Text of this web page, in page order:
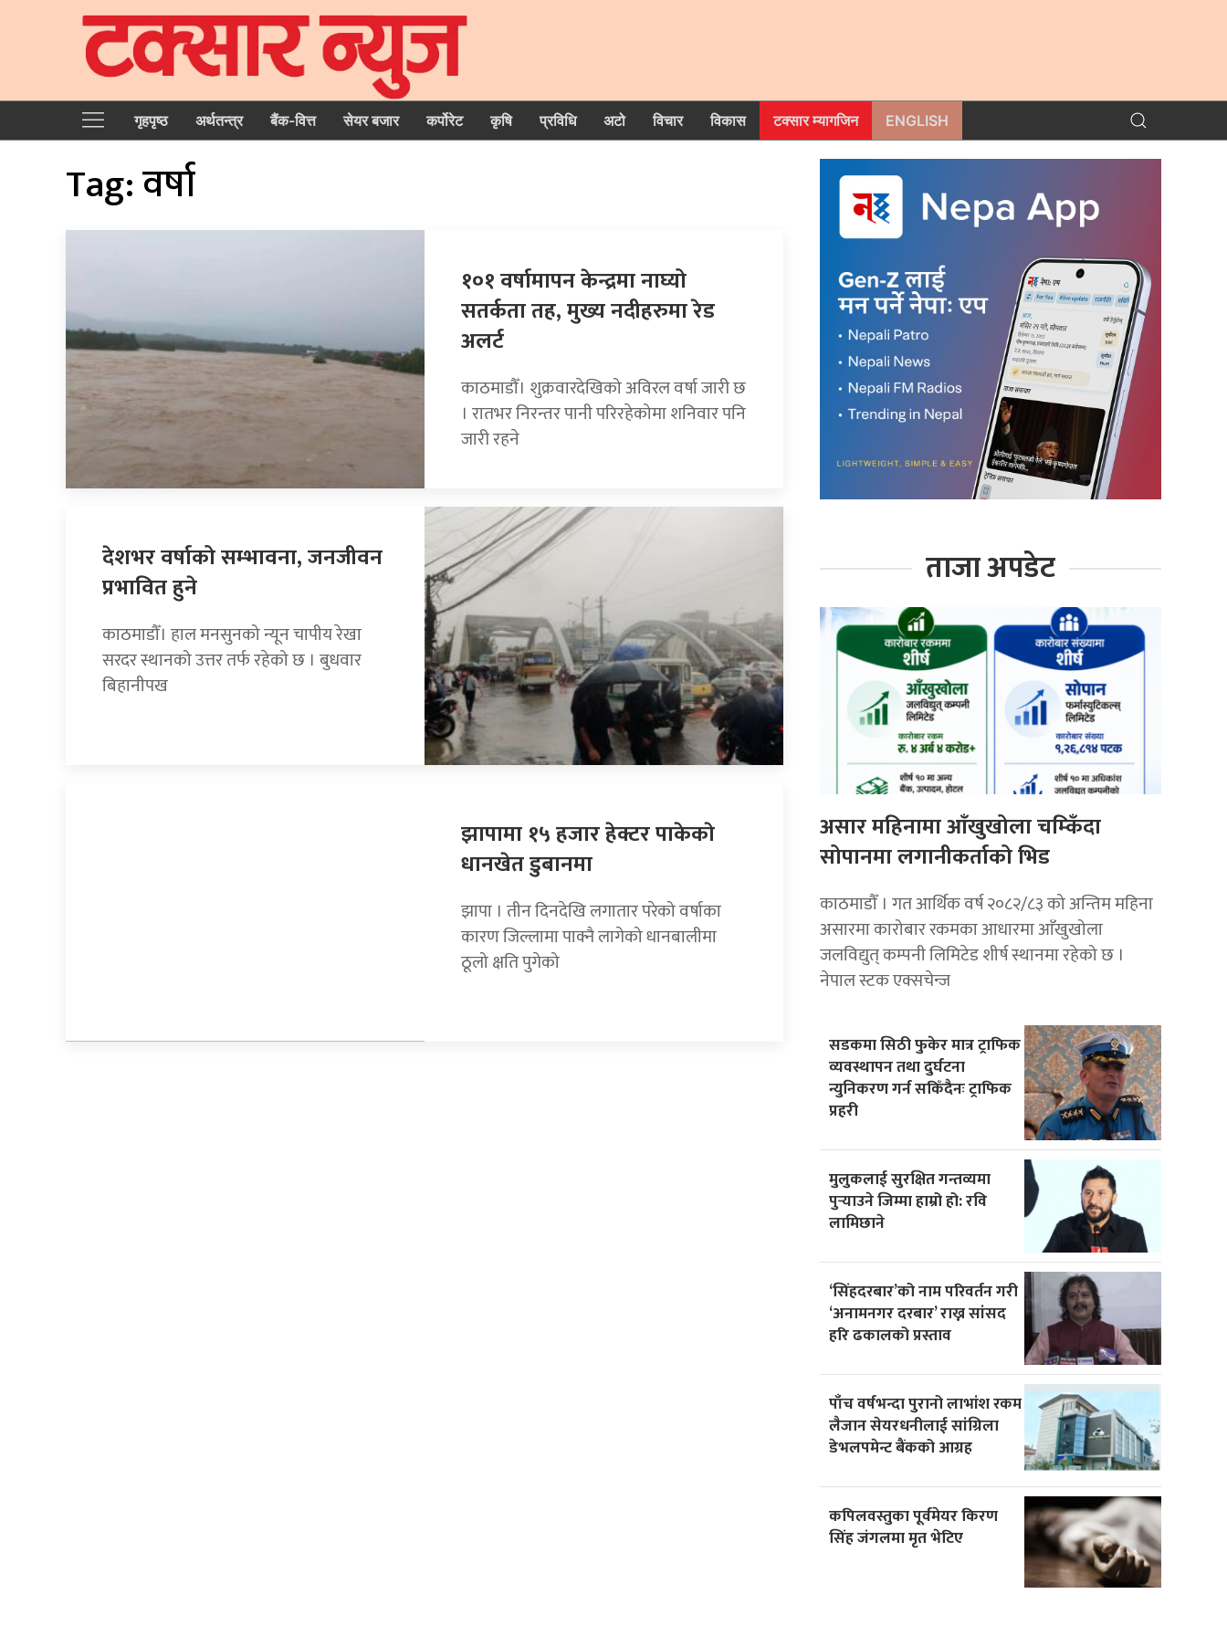
गृहपृष्‍ठ अर्थतन्त्र बैंक-वित्त सेयर बजार कर्पोरेट कृषि प्रविधि अटो विचार विकास टक्सार म्यागजिन ENGLISH
Tag:वर्षा
१०१ वर्षामापन केन्द्रमा नाघ्यो
सतर्कता तह, मुख्य नदीहरुमा रेड
अलर्ट
काठमाडौँ। शुक्रवारदेखिको अविरल वर्षा जारी छ
। रातभर निरन्तर पानी परिरहेकोमा शनिवार पनि
जारी रहने
देशभर वर्षाको सम्भावना, जनजीवन
प्रभावित हुने
काठमाडौँ। हाल मनसुनको न्यून चापीय रेखा
सरदर स्थानको उत्तर तर्फ रहेको छ । बुधवार
बिहानीपख
झापामा १५ हजार हेक्टर पाकेकाे
धानखेत डुबानमा
झापा । तीन दिनदेखि लगातार परेको वर्षाका
कारण जिल्लामा पाक्नै लागेको धानबालीमा
ठूलो क्षति पुगेको
ताजा अपडेट
असार महिनामा आँखुखोला चम्किँदा
सोपानमा लगानीकर्ताको भिड
काठमाडौँ । गत आर्थिक वर्ष २०८२/८३ को अन्तिम महिना
असारमा कारोबार रकमका आधारमा आँखुखोला
जलविद्युत् कम्पनी लिमिटेड शीर्ष स्थानमा रहेको छ ।
नेपाल स्टक एक्सचेन्ज
सडकमा सिठी फुकेर मात्र ट्राफिक
व्यवस्थापन तथा दुर्घटना
न्युनिकरण गर्न सकिँदैनः ट्राफिक
प्रहरी
मुलुकलाई सुरक्षित गन्तव्यमा
पुर्‍याउने जिम्मा हाम्रो हो: रवि
लामिछाने
‘सिंहदरबार’को नाम परिवर्तन गरी
‘अनामनगर दरबार’ राख्न सांसद
हरि ढकालको प्रस्ताव
पाँच वर्षभन्दा पुरानो लाभांश रकम
लैजान सेयरधनीलाई सांग्रिला
डेभलपमेन्ट बैंकको आग्रह
कपिलवस्तुका पूर्वमेयर किरण
सिंह जंगलमा मृत भेटिए